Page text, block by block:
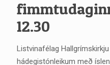
12.30
Listvinafélag
hádegistónleikum með